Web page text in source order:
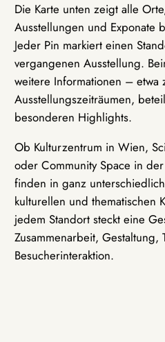
Die Karte unten zeigt alle
Ausstellungen und Exponate
Jeder Pin markiert einen
vergangenen Ausstellung.
weitere Informationen – etwa
Ausstellungszeiträumen,
besonderen Highlights.
Ob Kulturzentrum in Wien,
oder Community Space in
finden in ganz
kulturellen und thematischen
jedem Standort steckt eine
Zusammenarbeit, Gestaltung,
Besucherinteraktion.